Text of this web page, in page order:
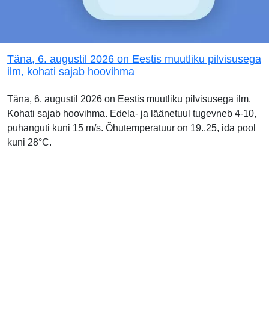
Täna, 6. augustil 2026 on Eestis muutliku pilvisusega
ilm, kohati sajab hoovihma
Täna, 6. augustil 2026 on Eestis muutliku pilvisusega ilm.
Kohati sajab hoovihma. Edela- ja läänetuul tugevneb 4-10,
puhanguti kuni 15 m/s. Õhutemperatuur on 19..25, ida pool
kuni 28°C.